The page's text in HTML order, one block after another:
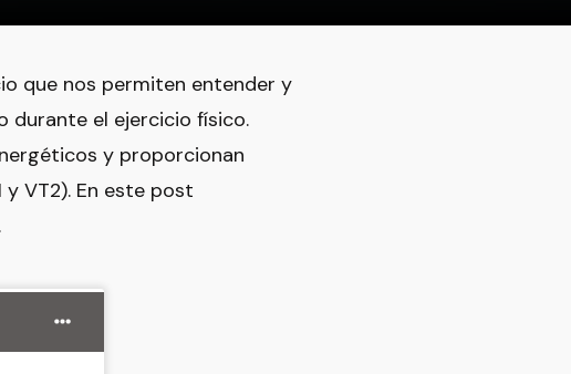
que nos permiten entender y
durante el ejercicio físico.
y proporcionan
VT2). En este post